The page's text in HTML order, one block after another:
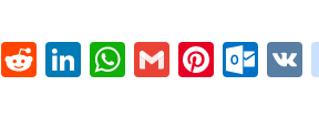
E
R
Li W G
Pi O V